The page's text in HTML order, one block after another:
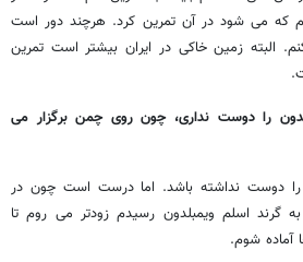
که می شود در آن تمرین کرد. هرچند دور است
البته زمین خاکی در ایران بیشتر است تمرین
را دوست نداری، چون روی چمن برگزار می
دوست نداشته باشد. اما درست است چون در
گرند اسلم ویمبلدون رسیدم زودتر می روم تا
آماده شوم.